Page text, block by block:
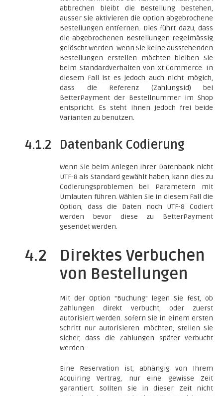
abbrechen bleibt die Bestellung bestehen,
ausser Sie aktivieren die Option abgebrochene
Bestellungen entfernen. Dies führt dazu, dass
die abgebrochenen Bestellungen regelmässig
gelöscht werden. Wenn Sie keine ausstehenden
Bestellungen erstellen möchten bleiben Sie
beim Standardverhalten von xt:Commerce. In
diesem Fall ist es jedoch auch nicht mögich,
dass die Referenz (Zahlungsid) bei
BetterPayment der Bestellnummer im Shop
entspricht. Es steht Ihnen jedoch frei beide
Varianten zu benutzen.
4.1.2 Datenbank Codierung
Wenn Sie beim Anlegen Ihrer Datenbank nicht
UTF-8 als Standard gewählt haben, kann dies zu
Codierungsproblemen bei Parametern mit
Umlauten führen. Wählen Sie in diesem Fall die
Option, dass die Daten noch UTF-8 Codiert
werden bevor diese zu BetterPayment
gesendet werden.
4.2
Direktes Verbuchen
von Bestellungen
Mit der Option "Buchung" legen Sie fest, ob
Zahlungen direkt verbucht, oder zuerst
autorisiert werden. Sofern Sie in einem ersten
Schritt nur autorisieren möchten, stellen Sie
sicher, dass die Zahlungen später verbucht
werden.
Eine Reservation ist, abhängig von Ihrem
Acquiring Vertrag, nur eine gewisse Zeit
garantiert. Sollten Sie in dieser Zeit nicht